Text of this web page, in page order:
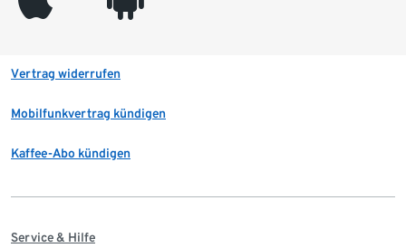
Vertrag widerrufen
Mobilfunkvertrag kündigen
Kaffee-Abo kündigen
Service & Hilfe